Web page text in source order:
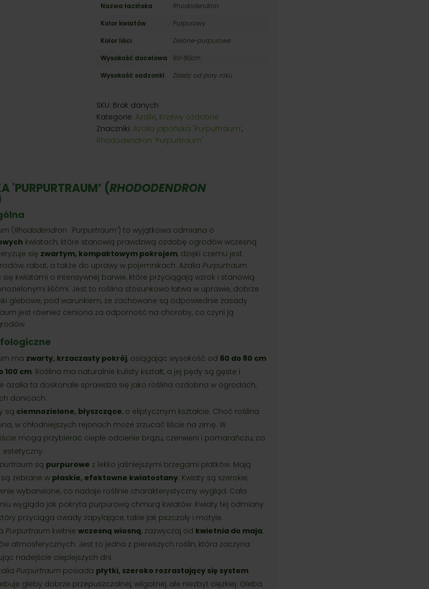
Nazwa łacińska
Rhododendron
Kolor kwiatów
Purpurowy
Kolor liści
Zielone-purpurowe
Wysokość docelowa
60-80cm
Wysokość sadzonki
Zależy od pory roku
SKU: Brak danych
Kategorie: Azalie, Krzewy ozdobne
Znaczniki: Azalia japońska 'Purpurtraum',
Rhododendron 'Purpurtraum'
'PURPURTRAUM’ (RHODODENDRON
(Rhododendron 'Purpurtraum’) to wyjątkowa odmiana o
kwiatach, które stanowią prawdziwą ozdobę ogrodów wczesną
się zwartym, kompaktowym pokrojem, dzięki czemu jest
rabat, a także do uprawy w pojemnikach. Azalia Purpurtraum
kwiatami o intensywnej barwie, które przyciągają wzrok i stanowią
liśćmi. Jest to roślina stosunkowo łatwa w uprawie, dobrze
glebowe, pod warunkiem, że zachowane są odpowiednie zasady
jest również ceniona za odporność na choroby, co czyni ją
ma zwarty, krzaczasty pokrój, osiągając wysokość od 60 do 80 cm
100 cm. Roślina ma naturalnie kulisty kształt, a jej pędy są gęste i
azalia ta doskonale sprawdza się jako roślina ozdobna w ogrodach,
donicach.
są ciemnozielone, błyszczące, o eliptycznym kształcie. Choć roślina
w chłodniejszych rejonach może zrzucać liście na zimę. W
mogą przybierać ciepłe odcienie brązu, czerwieni i pomarańczu, co
są purpurowe z lekko jaśniejszymi brzegami płatków. Mają
są zebrane w płaskie, efektowne kwiatostany. Kwiaty są szerokie,
wybarwione, co nadaje roślinie charakterystyczny wygląd. Cała
wygląda jak pokryta purpurową chmurą kwiatów. Kwiaty tej odmiany
przyciąga owady zapylające, takie jak pszczoły i motyle.
Purpurtraum kwitnie wczesną wiosną, zazwyczaj od kwietnia do maja,
atmosferycznych. Jest to jedna z pierwszych roślin, która zaczyna
nadejście cieplejszych dni.
Purpurtraum posiada płytki, szeroko rozrastający się system
gleby dobrze przepuszczalnej, wilgotnej, ale niezbyt ciężkiej. Gleba